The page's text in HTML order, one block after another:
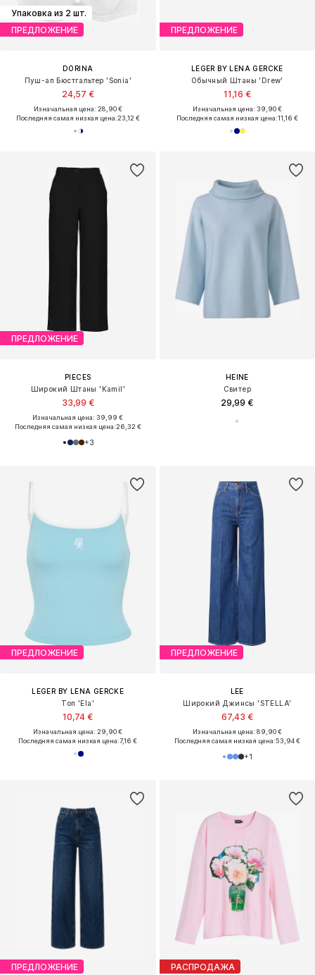
Упаковка из 2 шт.
ПРЕДЛОЖЕНИЕ
DORINA
Пуш-ап Бюстгальтер 'Sonia'
24,57 €
Изначальная цена: 28,90 €
Последняя самая низкая цена:23,12 €
ПРЕДЛОЖЕНИЕ
LEGER BY LENA GERCKE
Обычный Штаны 'Drew'
11,16 €
Изначальная цена: 39,90 €
Последняя самая низкая цена:11,16 €
ПРЕДЛОЖЕНИЕ
PIECES
Широкий Штаны 'Kamil'
33,99 €
Изначальная цена: 39,99 €
Последняя самая низкая цена:26,32 €
+3
HEINE
Свитер
29,99 €
ПРЕДЛОЖЕНИЕ
LEGER BY LENA GERCKE
Топ 'Ela'
10,74 €
Изначальная цена: 29,90 €
Последняя самая низкая цена:7,16 €
ПРЕДЛОЖЕНИЕ
LEE
Широкий Джинсы 'STELLA'
67,43 €
Изначальная цена: 89,90 €
Последняя самая низкая цена:53,94 €
+1
ПРЕДЛОЖЕНИЕ РАСПРОДАЖА